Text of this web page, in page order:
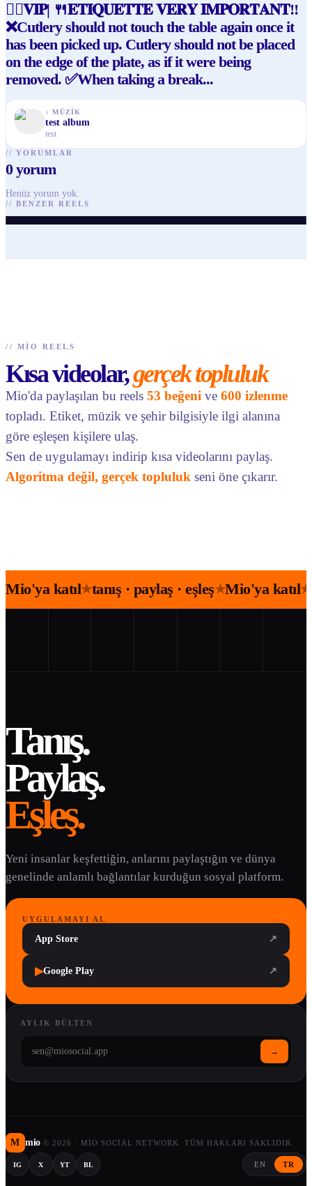
💂‍♀️𝐕𝐈𝐏| 🍴𝐄𝐓𝐈𝐐𝐔𝐄𝐓𝐓𝐄 𝐕𝐄𝐑𝐘 𝐈𝐌𝐏𝐎𝐑𝐓𝐀𝐍𝐓‼️
❌Cutlery should not touch the table again once it
has been picked up. Cutlery should not be placed
on the edge of the plate, as if it were being
removed. ✅When taking a break...
♪MÜZIK
test album
test
// YORUMLAR
0 yorum
Henüz yorum yok.
// BENZER REELS
caterinavalentinova
♥48· ▶ 275
@caterinavalentinova
♥43· ▶ 121
@caterinavalentinova
♥58· ▶ 207
@caterinavalentinova
♥ 44· ▶ 206
@arisaguzellik
@shaigonzales
// MIO REELS
Kısa videolar,gerçek topluluk
Mio'da paylaşılan bu reels 53 beğeni ve 600 izlenme
topladı. Etiket, müzik ve şehir bilgisiyle ilgi alanına
göre eşleşen kişilere ulaş.
Sen de uygulamayı indirip kısa videolarını paylaş.
Algoritma değil, gerçek topluluk seni öne çıkarır.
Mio'ya katıl★tanış · paylaş · eşleş★Mio'ya katıl★
Tanış.
Paylaş.
Eşleş.
Yeni insanlar keşfettiğin, anlarını paylaştığın ve dünya
genelinde anlamlı bağlantılar kurduğun sosyal platform.
UYGULAMAYI AL
App Store ↗
▶Google Play ↗
AYLIK BÜLTEN
→
M mio © 2026 · MIO SOCIAL NETWORK. TÜM HAKLARI SAKLIDIR.
IG X YT BL EN TR